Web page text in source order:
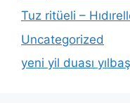
Tuz ritüeli –
Uncategorized
yeni yil duası